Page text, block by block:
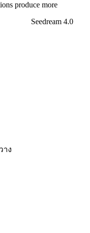
Seedream 4.0
produce more
าง